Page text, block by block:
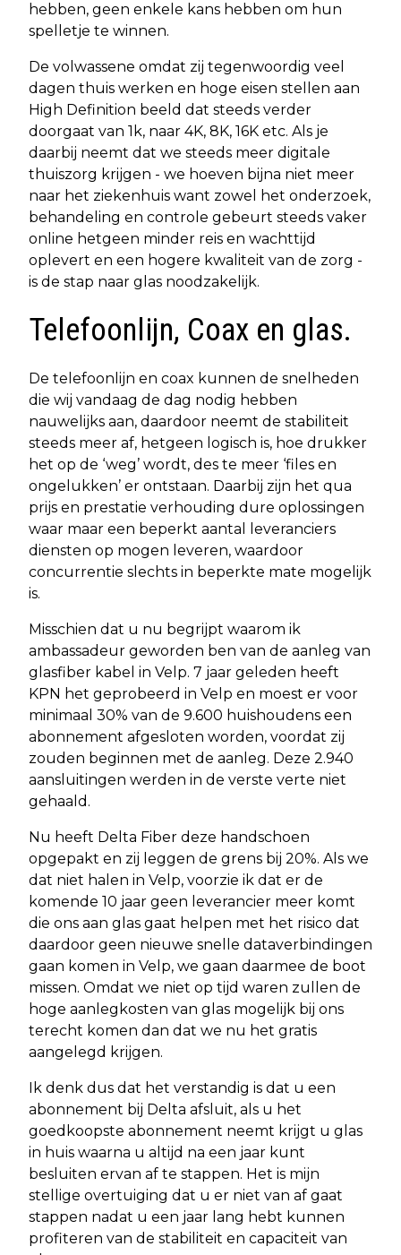
hebben, geen enkele kans hebben om hun
spelletje te winnen.
De volwassene omdat zij tegenwoordig veel
dagen thuis werken en hoge eisen stellen aan
High Definition beeld dat steeds verder
doorgaat van 1k, naar 4K, 8K, 16K etc. Als je
daarbij neemt dat we steeds meer digitale
thuiszorg krijgen - we hoeven bijna niet meer
naar het ziekenhuis want zowel het onderzoek,
behandeling en controle gebeurt steeds vaker
online hetgeen minder reis en wachttijd
oplevert en een hogere kwaliteit van de zorg -
is de stap naar glas noodzakelijk.
Telefoonlijn, Coax en glas.
De telefoonlijn en coax kunnen de snelheden
die wij vandaag de dag nodig hebben
nauwelijks aan, daardoor neemt de stabiliteit
steeds meer af, hetgeen logisch is, hoe drukker
het op de ‘weg’ wordt, des te meer ‘files en
ongelukken’ er ontstaan. Daarbij zijn het qua
prijs en prestatie verhouding dure oplossingen
waar maar een beperkt aantal leveranciers
diensten op mogen leveren, waardoor
concurrentie slechts in beperkte mate mogelijk
is.
Misschien dat u nu begrijpt waarom ik
ambassadeur geworden ben van de aanleg van
glasfiber kabel in Velp. 7 jaar geleden heeft
KPN het geprobeerd in Velp en moest er voor
minimaal 30% van de 9.600 huishoudens een
abonnement afgesloten worden, voordat zij
zouden beginnen met de aanleg. Deze 2.940
aansluitingen werden in de verste verte niet
gehaald.
Nu heeft Delta Fiber deze handschoen
opgepakt en zij leggen de grens bij 20%. Als we
dat niet halen in Velp, voorzie ik dat er de
komende 10 jaar geen leverancier meer komt
die ons aan glas gaat helpen met het risico dat
daardoor geen nieuwe snelle dataverbindingen
gaan komen in Velp, we gaan daarmee de boot
missen. Omdat we niet op tijd waren zullen de
hoge aanlegkosten van glas mogelijk bij ons
terecht komen dan dat we nu het gratis
aangelegd krijgen.
Ik denk dus dat het verstandig is dat u een
abonnement bij Delta afsluit, als u het
goedkoopste abonnement neemt krijgt u glas
in huis waarna u altijd na een jaar kunt
besluiten ervan af te stappen. Het is mijn
stellige overtuiging dat u er niet van af gaat
stappen nadat u een jaar lang hebt kunnen
profiteren van de stabiliteit en capaciteit van